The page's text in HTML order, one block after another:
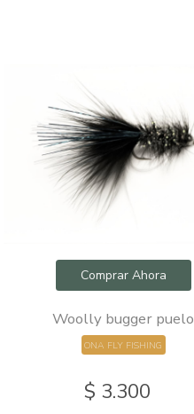
Comprar Ahora
Woolly bugger puelo
ONA FLY FISHING
$ 3.300